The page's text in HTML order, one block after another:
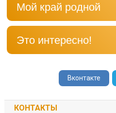
Мой край родной
Это интересно!
Вконтакте
КОНТАКТЫ